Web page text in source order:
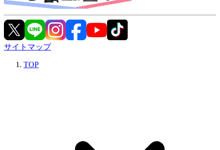
サイトマップ
TOP